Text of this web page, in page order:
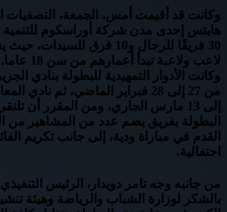
وكانت قد أقيمت أمس، الجمعة، التصفيات
هايتس إحدى مدن شركة أوراسكوم
لاعب ولاعبة تبدأ أعمارهم من سن 18 عاما.
وكانت الأدوار التمهيدية للبطولة بنادي
إلى 13 مارس الجاري، ومن المقرر أن
البطولة بفريق يضم عدد من المشاهير من
القدم في مباراة ودية، إلى جانب تكريم
احتفالية.
من جانبه وجه تامر دويدار، الرئيس
بالشكر لوزارة الشباب والرياضة وهيئة